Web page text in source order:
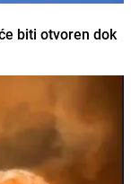
biti otvoren dok